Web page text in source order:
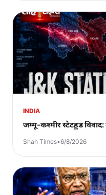
INDIA
जम्मू-कश्मीर स्टेटहुड
Shah Times•6/8/2026